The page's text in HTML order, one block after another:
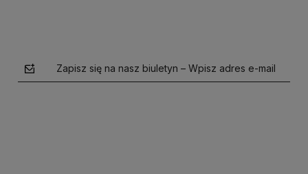
Zapisz się na nasz biuletyn – Wpisz adres e-mail